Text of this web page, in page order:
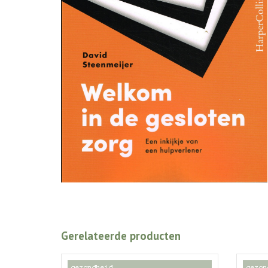
Gerelateerde producten